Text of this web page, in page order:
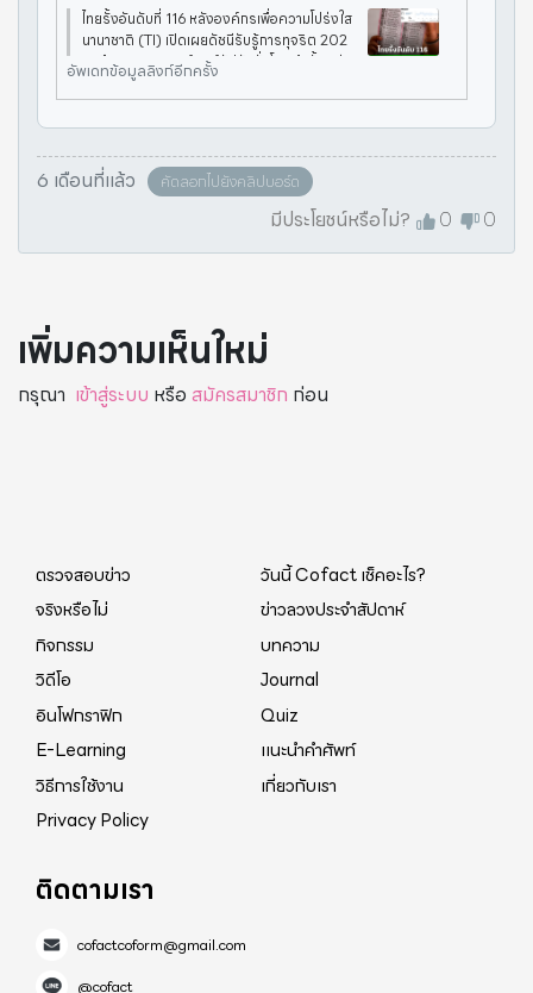
ไทยรั้งอันดับที่ 116 หลังองค์กรเพื่อความโปร่งใส
นานาชาติ (TI) เปิดเผยดัชนีรับรู้การทุจริต 202
5 เตือนสถานการณ์คอร์รัปชันทั่วโลกเข้าขั้น "น่า
กังวล" หลังค่าเฉลี่ยทั่วโลกทรุดหนักในรอบ 10 ปี
ชี้สหรัฐฯ ภายใต
อัพเดทข้อมูลลิงก์อีกครั้ง
6 เดือนที่แล้ว คัดลอกไปยังคลิปบอร์ด
มีประโยชน์หรือไม่? 0 0
เพิ่มความเห็นใหม่
กรุณา เข้าสู่ระบบ หรือ สมัครสมาชิก ก่อน
ตรวจสอบข่าว
วันนี้ Cofact เช็คอะไร?
จริงหรือไม่
ข่าวลวงประจำสัปดาห์
กิจกรรม
บทความ
วิดีโอ
Journal
อินโฟกราฟิก
Quiz
E-Learning
แนะนำคำศัพท์
วิธีการใช้งาน
เกี่ยวกับเรา
Privacy Policy
ติดตามเรา
cofactcoform@gmail.com
@cofact